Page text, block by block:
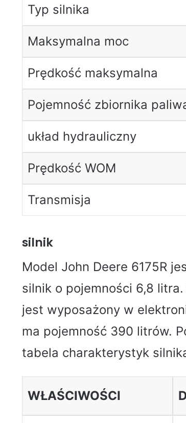
Typ silnika
Maksymalna moc
Prędkość maksymalna
Pojemność zbiornika
układ hydrauliczny
Prędkość WOM
Transmisja
silnik
Model John Deere 6175R
silnik o pojemności 6,8
jest wyposażony w
ma pojemność 390 litrów.
tabela charakterystyk
WŁAŚCIWOŚCI